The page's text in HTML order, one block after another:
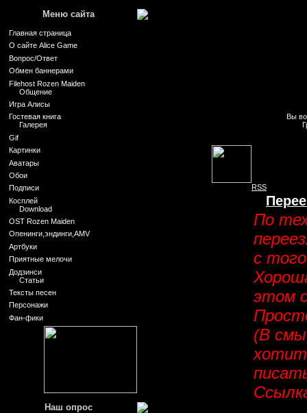
Меню сайта
Главная страница
О сайте Alice Game
Вопрос/Ответ
Обмен баннерами
Filehost Rozen Maiden
Общение
Игра Алисы
Гостевая книга
Галерея
Gif
Картинки
Аватары
Обои
Подписи
Косплей
Download
OST Rozen Maiden
Опенинги,эндинги,AMV
Артбуки
Приятные мелочи
Додзинси
Статьи
Тексты песен
Персонажи
Фан-фики
Наш опрос
Вы
RSS
По
с
этом
(В